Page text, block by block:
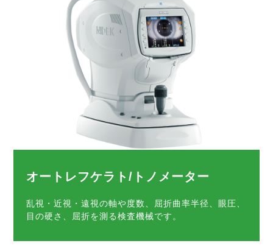
オートレフケラト/トノメーター
乱視・近視・遠視の軸や度数、屈折曲率半径、眼圧、
目の硬さ、屈折を測る検査機械です。